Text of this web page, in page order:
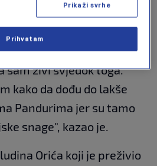
do Nezuka. Tada su bili u
da ne govorim o fizičkom
pamove do ovog puta i
sam živi svjedok toga.
kako da dođu do lakše
Pandurima jer su tamo
snage", kazao je.
Orića koji je preživio
Prikaži svrhe
Prihvatam